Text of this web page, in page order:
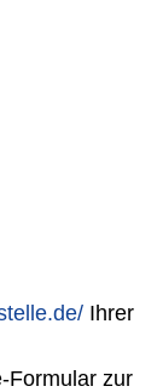
Ihrer
Formular zur